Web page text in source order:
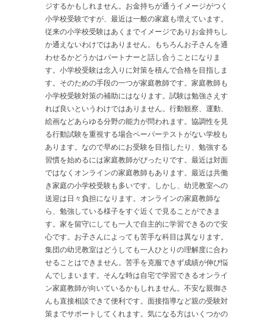
ジするかもしれません。お金持ちが通うイメージがつく
小学校受験ですが、最近は一般の家庭も増えています。
従来の小学校受験はあくまでイメージでありお金持ちし
か通えないわけではありません。もちろんお子さんを通
わせるかどうかはパートナーと話し合うことになりま
す。小学校受験は念入りに対策を積んで合格を目指しま
す。そのための手段の一つが家庭教師です。家庭教師も
小学校受験対策の補助にはなります。試験は勉強さえす
れば良いというわけではありません。行動観察、運動、
絵画などあらゆる分野の能力が問われます。協調性を見
る行動試験を重視する場合ペーパーテストがない学校も
あります。なので早めにお受験を目指したり、勉強する
習慣を始めるには家庭教師がぴったりです。最近は対面
ではなくオンラインの家庭教師もあります。最近は共働
き家庭の小学校受験も多いです。しかし、幼児教室への
送迎は日々負担になります。オンラインの家庭教師な
ら、勉強している様子をすぐ近くで見ることができま
す。家を留守にしても一人で自主的に学習できるので安
心です。お子さんによっても苦手な科目は異なります。
集団の幼児教室はどうしても一人ひとりの理解度に合わ
せることはできません。苦手を克服できず成績が伸び悩
んでしまいます。そんな時は自宅で学習できるオンライ
ン家庭教師が向いているかもしれません。不安な親御さ
んも直接相談できて便利です。面接指導など親の受験対
策までサポートしてくれます。気になる方はいくつかの